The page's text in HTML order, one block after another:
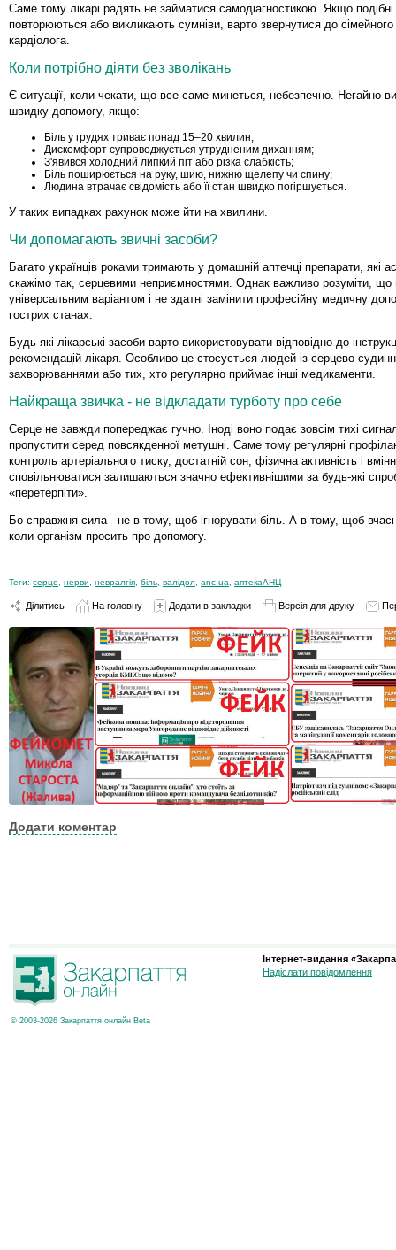
Саме тому лікарі радять не займатися самодіагностикою. Якщо подібні
повторюються або викликають сумніви, варто звернутися до сімейного
кардіолога.
Коли потрібно діяти без зволікань
Є ситуації, коли чекати, що все саме минеться, небезпечно. Негайно
швидку допомогу, якщо:
Біль у грудях триває понад 15–20 хвилин;
Дискомфорт супроводжується утрудненим диханням;
З'явився холодний липкий піт або різка слабкість;
Біль поширюється на руку, шию, нижню щелепу чи спину;
Людина втрачає свідомість або її стан швидко погіршується.
У таких випадках рахунок може йти на хвилини.
Чи допомагають звичні засоби?
Багато українців роками тримають у домашній аптечці препарати, які
скажімо так, серцевими неприємностями. Однак важливо розуміти, що
універсальним варіантом і не здатні замінити професійну медичну
гострих станах.
Будь-які лікарські засоби варто використовувати відповідно до
рекомендацій лікаря. Особливо це стосується людей із серцево-
захворюваннями або тих, хто регулярно приймає інші медикаменти.
Найкраща звичка - не відкладати турботу про себе
Серце не завжди попереджає гучно. Іноді воно подає зовсім тихі
пропустити серед повсякденної метушні. Саме тому регулярні
контроль артеріального тиску, достатній сон, фізична активність і
сповільнюватися залишаються значно ефективнішими за будь-які
«перетерпіти».
Бо справжня сила - не в тому, щоб ігнорувати біль. А в тому, щоб
коли організм просить про допомогу.
Теги: серце нерви невралгія біль валідол anc.ua аптекаАНЦ
Ділитись На головну Додати в закладки Версія для друку
Додати коментар
© 2003-2026 Закарпаття онлайн Beta
Інтернет-видання
Надіслати повідомлення